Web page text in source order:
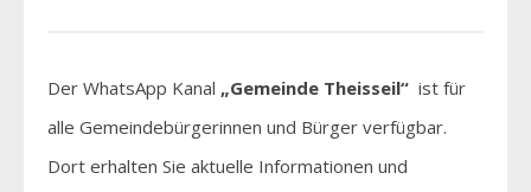
Der WhatsApp Kanal „Gemeinde Theisseil“ ist für
alle Gemeindebürgerinnen und Bürger verfügbar.
Dort erhalten Sie aktuelle Informationen und